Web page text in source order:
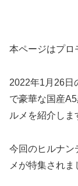
本ページはプロ
2022年1月26日
で豪華な国産
ルメを紹介しま
今回のヒルナン
メが特集されま